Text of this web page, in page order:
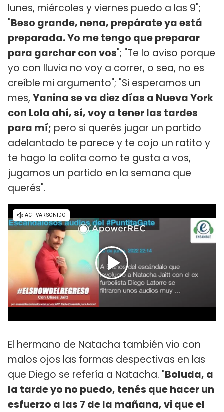
lunes, miércoles y viernes puedo a las 9";
"Beso grande, nena, prepárate ya está
preparada. Yo me tengo que preparar
para garchar con vos"; "Te lo aviso porque
yo con lluvia no voy a correr, o sea, no es
creíble mi argumento"; "Si esperamos un
mes, Yanina se va diez días a Nueva York
con Lola ahí, sí, voy a tener las tardes
para mí; pero si querés jugar un partido
adelantado te parece y te cojo un ratito y
te hago la colita como te gusta a vos,
jugamos un partido en la semana que
querés".
El hermano de Natacha también vio con
malos ojos las formas despectivas en las
que Diego se refería a Natacha. "Boluda, a
la tarde yo no puedo, tenés que hacer un
esfuerzo a las 7 de la mañana, vi que el